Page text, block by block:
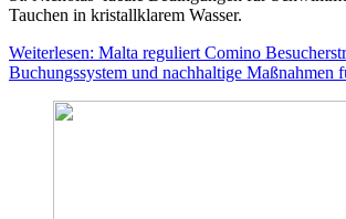
Tauchen in kristallklarem Wasser.
Weiterlesen: Malta reguliert Comino
Buchungssystem und nachhaltige Maßnahmen